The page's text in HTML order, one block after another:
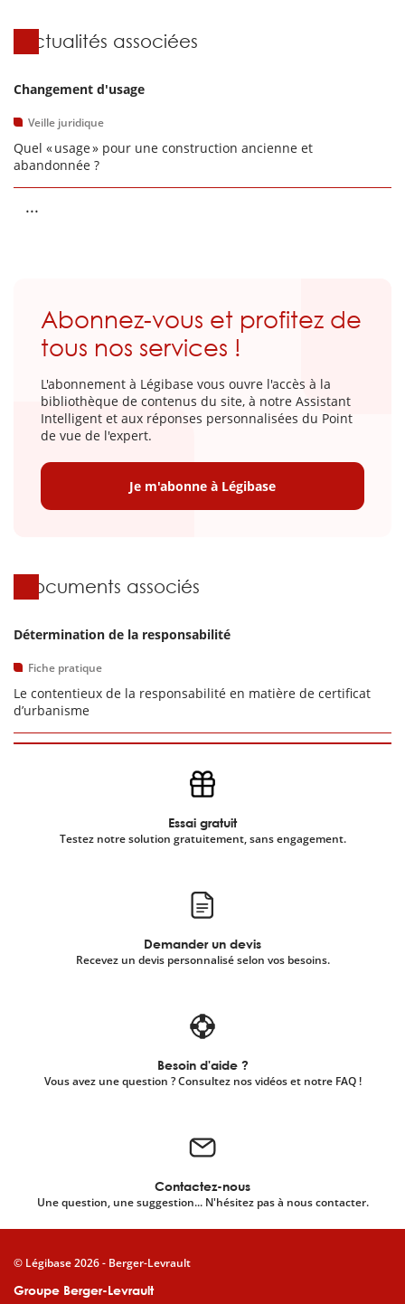
Actualités associées
Changement d'usage
Veille juridique
Quel « usage » pour une construction ancienne et
abandonnée ?
...
Abonnez-vous et profitez de
tous nos services !
L'abonnement à Légibase vous ouvre l'accès à la
bibliothèque de contenus du site, à notre Assistant
Intelligent et aux réponses personnalisées du Point
de vue de l'expert.
Je m'abonne à Légibase
Documents associés
Détermination de la responsabilité
Fiche pratique
Le contentieux de la responsabilité en matière de certificat
d’urbanisme
Essai gratuit
Testez notre solution gratuitement, sans engagement.
Demander un devis
Recevez un devis personnalisé selon vos besoins.
Besoin d'aide ?
Vous avez une question ? Consultez nos vidéos et notre FAQ !
Contactez-nous
Une question, une suggestion... N'hésitez pas à nous contacter.
Groupe Berger-Levrault
© Légibase 2026 - Berger-Levrault